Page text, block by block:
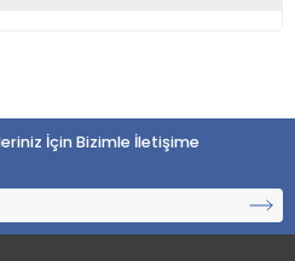
Yazİçin Bizimle İletişime